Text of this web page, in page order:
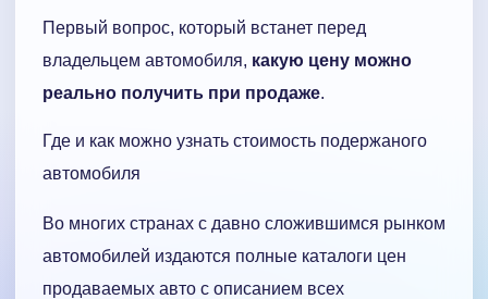
Первый вопрос, который встанет перед
владельцем автомобиля, какую цену можно
реально получить при продаже.
Где и как можно узнать стоимость подержаного
автомобиля
Во многих странах с давно сложившимся рынком
автомобилей издаются полные каталоги цен
продаваемых авто с описанием всех